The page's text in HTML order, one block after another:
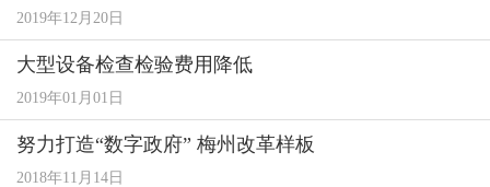
2019年12月20日
大型设备检查检验费用降低
2019年01月01日
努力打造“数字政府” 梅州改革样板
2018年11月14日